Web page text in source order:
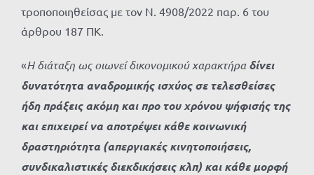
τροποποιηθείσας με τον Ν. 4908/2022 παρ. 6 του
άρθρου 187 ΠΚ.
«Η διάταξη ως οιωνεί δικονομικού χαρακτήραδίνει
δυνατότητα αναδρομικής ισχύος σε τελεσθείσες
ήδη πράξεις ακόμη και προ του χρόνου ψήφισής της
και επιχειρεί να αποτρέψει κάθε κοινωνική
δραστηριότητα (απεργιακές κινητοποιήσεις,
συνδικαλιστικές διεκδικήσεις κλπ) και κάθε μορφή